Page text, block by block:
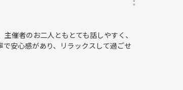
催者のお二人ともとても話しやすく、
安心感があり、リラックスして過ごせ